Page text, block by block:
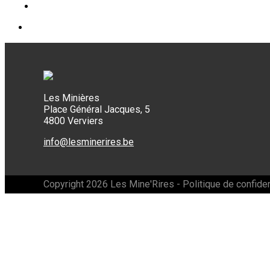
Les Minières
Place Général Jacques, 5
4800 Verviers
info@lesminerires.be
Copyright 2026 Les Mine'Rires - Politique de